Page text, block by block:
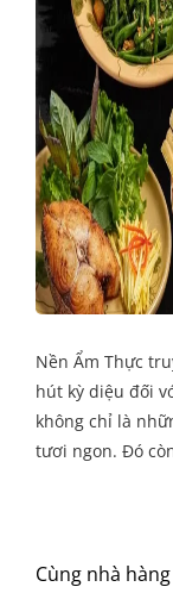
Nền Ẩm Thực
hút kỳ diệu đối
không chỉ là
tươi ngon. Đó
Cùng nhà